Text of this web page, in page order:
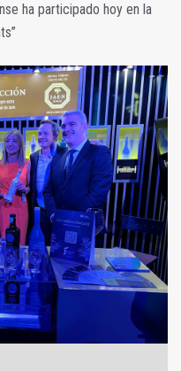
ha participado hoy en la